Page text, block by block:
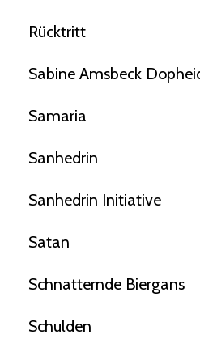
Rücktritt
Sabine Amsbeck
Samaria
Sanhedrin
Sanhedrin Initiative
Satan
Schnatternde Biergans
Schulden